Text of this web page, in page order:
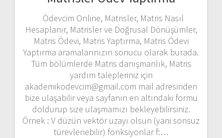
Ödevcim Online, Matrisler, Matris Nasıl
Hesaplanır, Matrisler ve Doğrusal Dönüşümler,
Matris Ödevi, Matris Yaptırma, Matris Ödevi
Yaptırma aramalarınızın sonucu olarak burada.
Tüm bölümlerde Matris danışmanlık, Matris
yardım talepleriniz için
akademikodevcim@gmail.com mail adresinden
bize ulaşabilir veya sayfanın en altındaki formu
doldurup size ulaşmamızı bekleyebilirsiniz.
Örnek : V düzün vektör uzayı olsun (yani sonsuz
türevlenebilir) fonksiyonlar f:…